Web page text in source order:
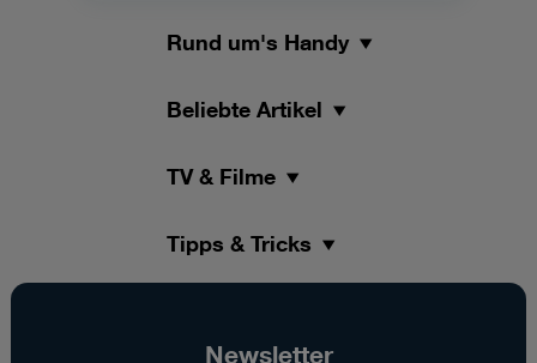
Rund um's Handy
Beliebte Artikel
TV & Filme
Tipps & Tricks
Newsletter